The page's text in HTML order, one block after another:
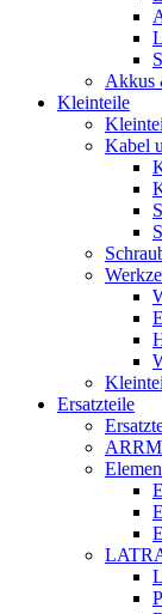
Akkus
Kleinteile
Kabel
Ersatzteile